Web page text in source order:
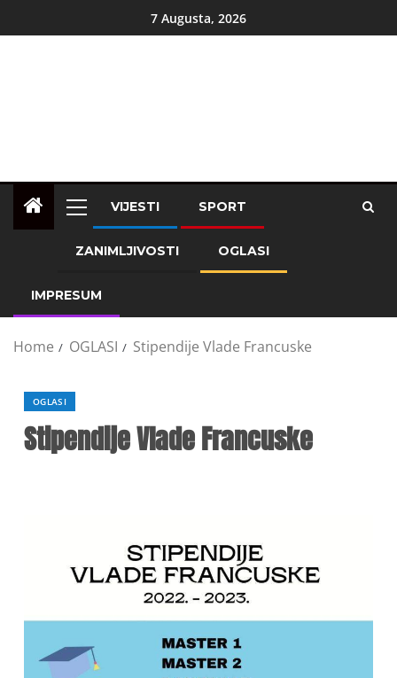
7 Augusta, 2026
VIJESTI SPORT
ZANIMLJIVOSTI OGLASI
IMPRESUM
Home OGLASI Stipendije Vlade Francuske
OGLASI
Stipendije Vlade Francuske